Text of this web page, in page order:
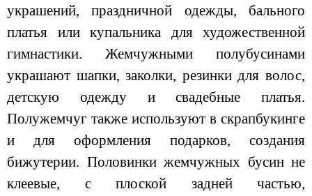
украшений, праздничной одежды, бального
платья или купальника для художественной
гимнастики. Жемчужными полубусинами
украшают шапки, заколки, резинки для волос,
детскую одежду и свадебные платья.
Полужемчуг также используют в скрапбукинге
и для оформления подарков, создания
бижутерии. Половинки жемчужных бусин не
клеевые, с плоской задней частью,